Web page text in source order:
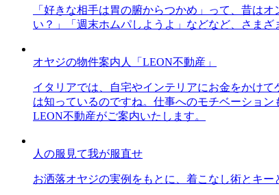
「好きな相手は胃の腑からつかめ」って、昔は
い？」「週末ホムパしようよ」などなど、さま
オヤジの物件案内人「LEON不動産」
イタリアでは、自宅やインテリアにお金をかけ
は知っているのですね。仕事へのモチベーショ
LEON不動産がご案内いたします。
人の服見て我が服直せ
お洒落オヤジの実例をもとに、着こなし術とキ